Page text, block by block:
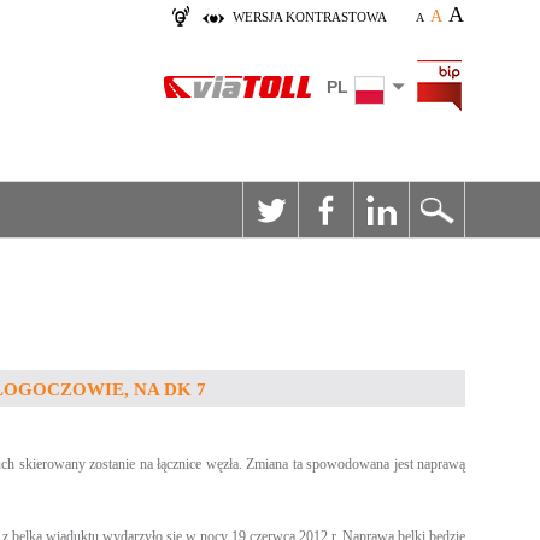
WERSJA KONTRASTOWA A A A
PL
NA DK 7
zostanie na łącznice węzła. Zmiana ta spowodowana jest naprawą
belką wiaduktu wydarzyło się w nocy 19 czerwca 2012 r. Naprawa belki będzie